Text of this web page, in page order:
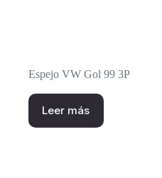
Espejo VW Gol 99 3P
Leer más